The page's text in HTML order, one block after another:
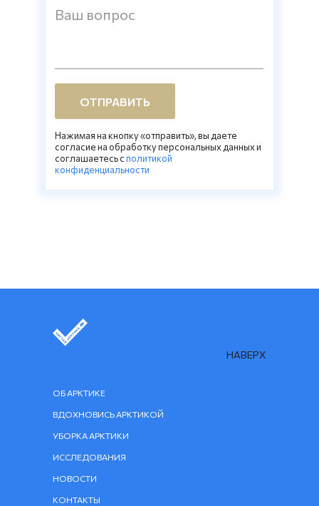
Ваш вопрос
ОТПРАВИТЬ
Нажимая на кнопку «отправить», вы даете
согласие на обработку персональных данных и
соглашаетесь cполитикой
конфиденциальности
НАВЕРХ
ВДОХНОВИСЬ АРКТИКОЙ
ОБ АРКТИКЕ
ИССЛЕДОВАНИЯ
УБОРКА АРКТИКИ
КОНТАКТЫ
НОВОСТИ